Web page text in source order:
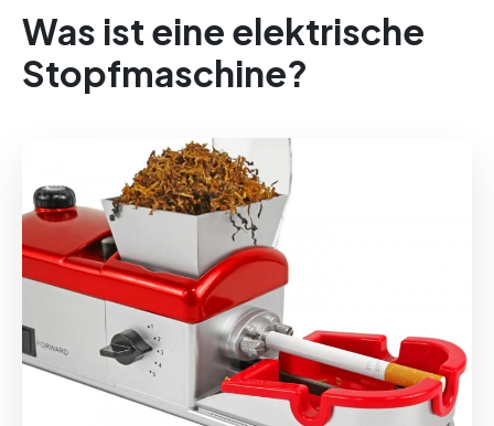
Was ist eine elektrische
Stopfmaschine?